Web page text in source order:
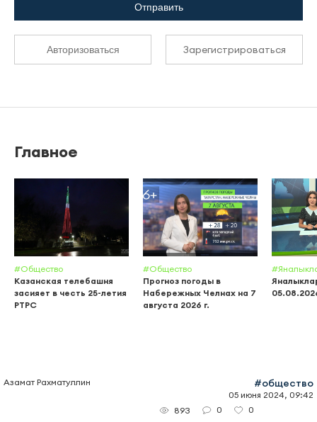
Отправить
Авторизоваться Зарегистрироваться
Главное
#Общество
Казанская телебашня
засияет в честь 25-летия
РТРС
#Общество
Прогноз погоды в
Набережных Челнах на 7
августа 2026 г.
Азамат Рахматуллин #общество
05 июня 2024, 09:42
893
0 0